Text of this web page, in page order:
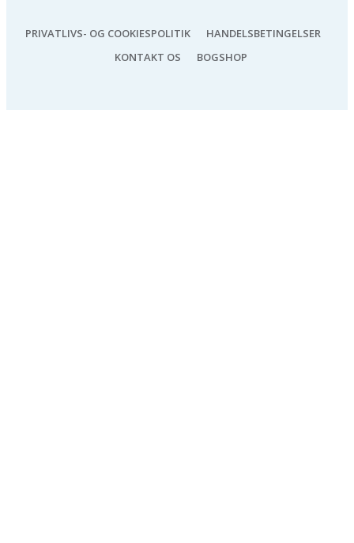
PRIVATLIVS- OG COOKIESPOLITIK
HANDELSBETINGELSER
KONTAKT OS
BOGSHOP